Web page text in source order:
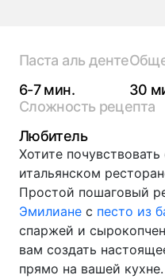
Паста аль денте
6-7 мин.
30
Сложность рецепта
Любитель
Хотите
итальянском
Простой пошаговый
Эмилиане с песто из
спаржей и
вам создать
прямо на вашей